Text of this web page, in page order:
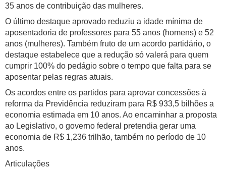
35 anos de contribuição das mulheres.
O último destaque aprovado reduziu a idade mínima de
aposentadoria de professores para 55 anos (homens) e 52
anos (mulheres). Também fruto de um acordo partidário, o
destaque estabelece que a redução só valerá para quem
cumprir 100% do pedágio sobre o tempo que falta para se
aposentar pelas regras atuais.
Os acordos entre os partidos para aprovar concessões à
reforma da Previdência reduziram para R$ 933,5 bilhões a
economia estimada em 10 anos. Ao encaminhar a proposta
ao Legislativo, o governo federal pretendia gerar uma
economia de R$ 1,236 trilhão, também no período de 10
anos.
Articulações